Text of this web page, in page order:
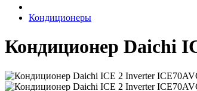
Кондиционеры
Кондиционер Daichi